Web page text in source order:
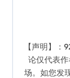
【声明】
论仅代表
场。如您发